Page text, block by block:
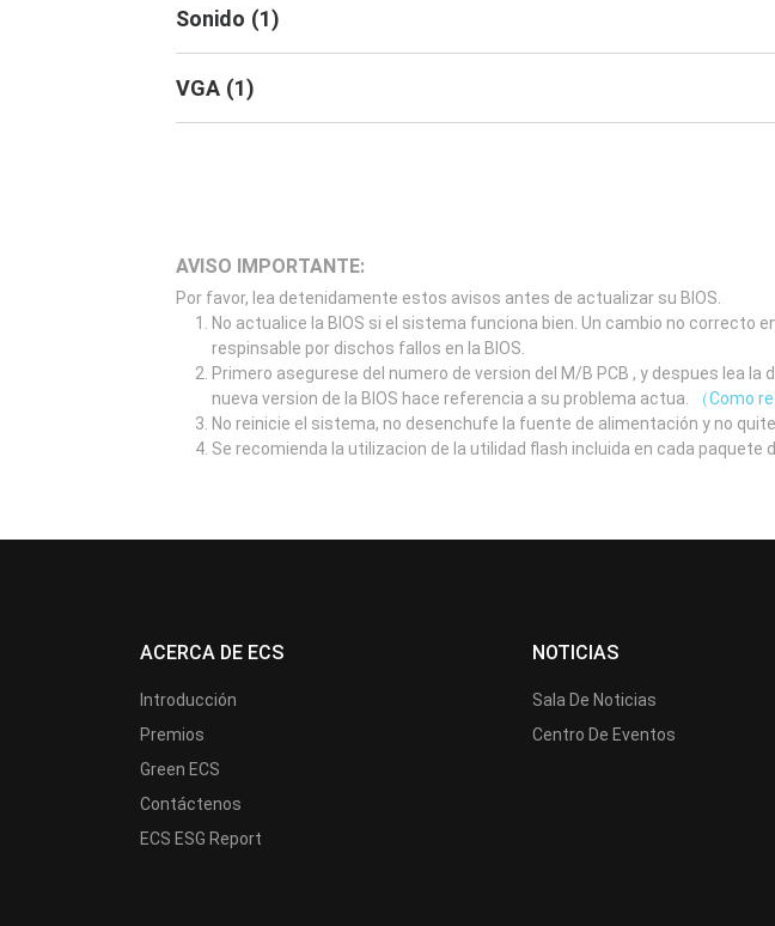
Sonido (1)
VGA (1)
AVISO IMPORTANTE:
Por favor, lea detenidamente estos avisos antes de actualizar su BIOS.
No actualice la BIOS si el sistema funciona bien. Un cambio no correcto
respinsable por dischos fallos en la BIOS.
Primero asegurese del numero de version del M/B PCB , y despues lea
nueva version de la BIOS hace referencia a su problema actua.
（Como
No reinicie el sistema, no desenchufe la fuente de alimentación y no
Se recomienda la utilizacion de la utilidad flash incluida en cada paquete
ACERCA DE ECS
Introducción
Premios
Green ECS
Contáctenos
ECS ESG Report
NOTICIAS
Sala De Noticias
Centro De Eventos